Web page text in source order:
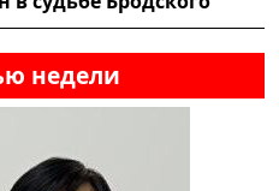
недели